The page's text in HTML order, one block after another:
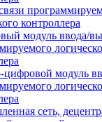
контроллера
модуль ввода/
цифровой модуль
сеть,